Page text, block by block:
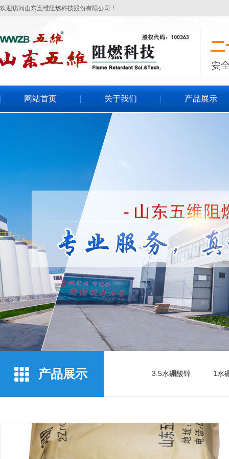
欢迎访问山东五维阻燃科技股份有限公司！
网站首页 关于我们 产品展示
产品展示 3.5水硼酸锌 1水